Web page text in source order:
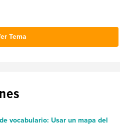
Tema
vocabulario: Usar un mapa del